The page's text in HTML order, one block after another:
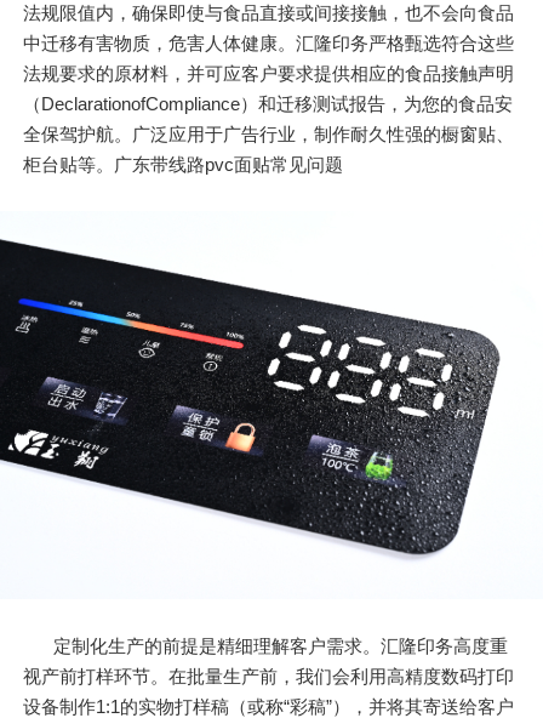
法规限值内，确保即使与食品直接或间接接触，也不会向食品
中迁移有害物质，危害人体健康。汇隆印务严格甄选符合这些
法规要求的原材料，并可应客户要求提供相应的食品接触声明
（DeclarationofCompliance）和迁移测试报告，为您的食品安
全保驾护航。广泛应用于广告行业，制作耐久性强的橱窗贴、
柜台贴等。广东带线路pvc面贴常见问题
定制化生产的前提是精细理解客户需求。汇隆印务高度重
视产前打样环节。在批量生产前，我们会利用高精度数码打印
设备制作1:1的实物打样稿（或称“彩稿”），并将其寄送给客户